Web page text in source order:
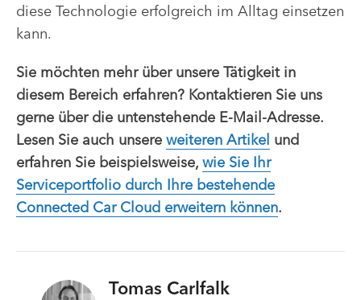
diese Technologie erfolgreich im Alltag einsetzen
kann.
Sie möchten mehr über unsere Tätigkeit in
diesem Bereich erfahren? Kontaktieren Sie uns
gerne über die untenstehende E-Mail-Adresse.
Lesen Sie auch unsere weiteren Artikel und
erfahren Sie beispielsweise, wie Sie Ihr
Serviceportfolio durch Ihre bestehende
Connected Car Cloud erweitern können.
Tomas Carlfalk